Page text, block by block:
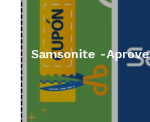
Samsonite -